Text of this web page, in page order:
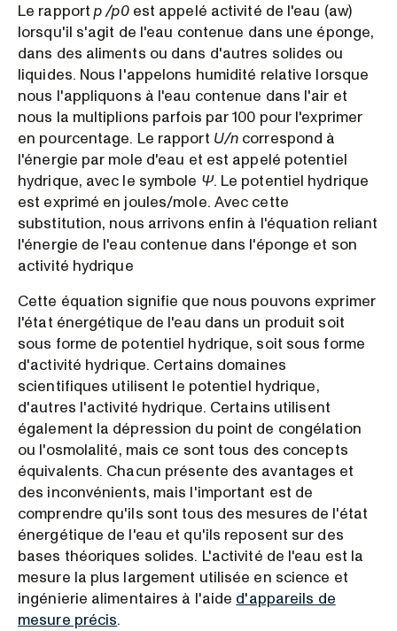
Le rapportp /p0est appelé activité de l'eau (aw)
lorsqu'il s'agit de l'eau contenue dans une éponge,
dans des aliments ou dans d'autres solides ou
liquides. Nous l'appelons humidité relative lorsque
nous l'appliquons à l'eau contenue dans l'air et
nous la multiplions parfois par 100 pour l'exprimer
en pourcentage. Le rapport U/n correspond à
l'énergie par mole d'eau et est appelé potentiel
hydrique, avec le symbole Ψ. Le potentiel hydrique
est exprimé en joules/mole. Avec cette
substitution, nous arrivons enfin à l'équation reliant
l'énergie de l'eau contenue dans l'éponge et son
activité hydrique
Cette équation signifie que nous pouvons exprimer
l'état énergétique de l'eau dans un produit soit
sous forme de potentiel hydrique, soit sous forme
d'activité hydrique. Certains domaines
scientifiques utilisent le potentiel hydrique,
d'autres l'activité hydrique. Certains utilisent
également la dépression du point de congélation
ou l'osmolalité, mais ce sont tous des concepts
équivalents. Chacun présente des avantages et
des inconvénients, mais l'important est de
comprendre qu'ils sont tous des mesures de l'état
énergétique de l'eau et qu'ils reposent sur des
bases théoriques solides. L'activité de l'eau est la
mesure la plus largement utilisée en science et
ingénierie alimentaires à l'aide d'appareils de
mesure précis.